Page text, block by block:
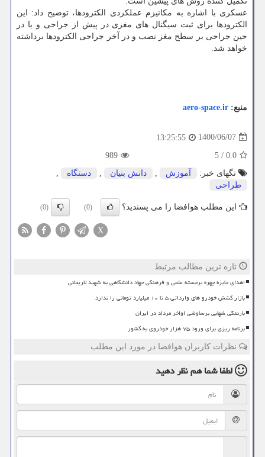
عسکری با اشاره به مکانیزم عملکردی الکترودها، توضیح داد: این
الکترودها برای ثبت سیگنال های مغزی در پیش از جراحی و یا در
حین جراحی بر سطح مغز نصب و در آخر جراحی الکترودها برداشته
خواهد شد.
منبع: aero-space.ir
1400/06/07
13:25:55
0.0
/
5
989
تگهای خبر:
آموزش , دانش بنیان , دستگاه
,
طراحی
این مطلب هوافضا را می پسندید؟ (0)
(0)
X
تازه ترین مطالب مرتبط
اهدای جایزه چهره برجسته علمی و فرهنگی جهاد دانشگاهی به شهید لاریجانی
بازار کشش خودرو های وارداتی ۵ تا ۱۰ میلیارد تومانی را ندارد
بارندگی شهابی برساوشی اواخر مرداد در ایران
برنامه ریزی برای ورود ۷۵ هزار خودروی به کشور
نظرات کاربران هوافضا در مورد این مطلب
لطفا شما همنظر دهید